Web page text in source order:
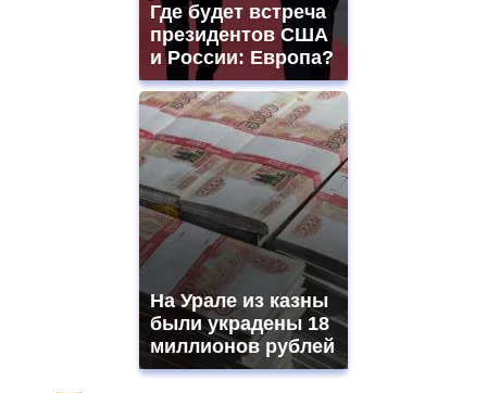
Где будет встреча
президентов США
и России: Европа?
На Урале из казны
были украдены 18
миллионов рублей